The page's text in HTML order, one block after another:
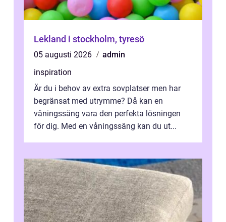
Lekland i stockholm, tyresö
05 augusti 2026
admin
inspiration
Är du i behov av extra sovplatser men har
begränsat med utrymme? Då kan en
våningssäng vara den perfekta lösningen
för dig. Med en våningssäng kan du ut...